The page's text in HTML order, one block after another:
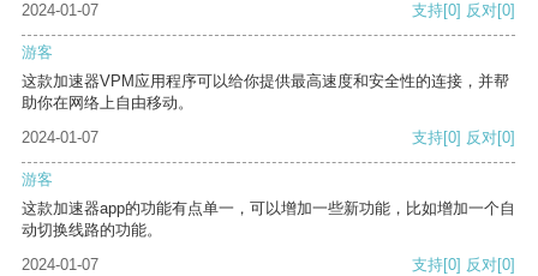
2024-01-07
支持[0] 反对[0]
游客
这款加速器VPM应用程序可以给你提供最高速度和安全性的连接，并帮
助你在网络上自由移动。
2024-01-07
支持[0] 反对[0]
游客
这款加速器app的功能有点单一，可以增加一些新功能，比如增加一个自
动切换线路的功能。
2024-01-07
支持[0] 反对[0]